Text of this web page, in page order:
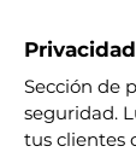
Sección de
seguridad.
tus clientes